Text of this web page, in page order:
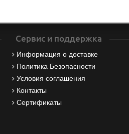
Сервис и поддержка
Информация о доставке
Политика Безопасности
Условия соглашения
Контакты
Сертификаты